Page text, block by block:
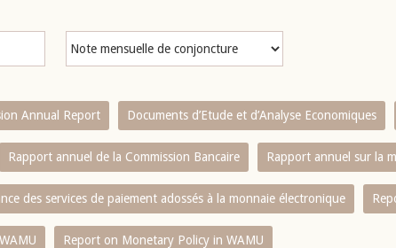
Annual Report Documents d’Etude et d’Analyse Economiques
Rapport annuel de la Commission Bancaire Rapport annuel sur la
des services de paiement adossés à la monnaie électronique
Report on Monetary Policy in WAMU